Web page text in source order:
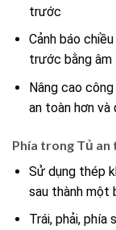
trước
Cảnh báo
trước bằng âm
Nâng cao
an toàn hơn và
Phía trong Tủ an
Sử dụng thép
sau thành một
Trái, phải,